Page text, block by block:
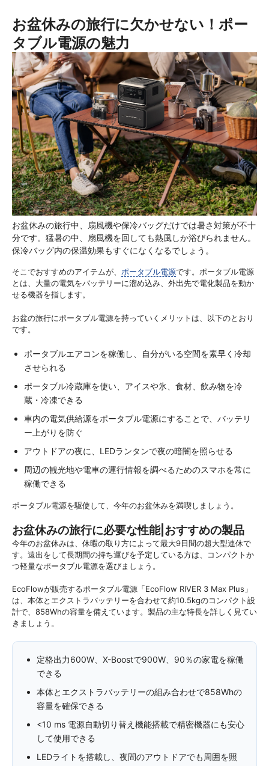
お盆休みの旅行に欠かせない！ポー
タブル電源の魅力
お盆休みの旅行中、扇風機や保冷バッグだけでは暑さ対策が不十
分です。猛暑の中、扇風機を回しても熱風しか浴びられません。
保冷バッグ内の保温効果もすぐになくなるでしょう。
そこでおすすめのアイテムが、 ポータブル電源です。ポータブル電源
とは、大量の電気をバッテリーに溜め込み、外出先で電化製品を動か
せる機器を指します。
お盆の旅行にポータブル電源を持っていくメリットは、以下のとおり
です。
ポータブルエアコンを稼働し、自分がいる空間を素早く冷却
させられる
ポータブル冷蔵庫を使い、アイスや氷、食材、飲み物を冷
蔵・冷凍できる
車内の電気供給源をポータブル電源にすることで、バッテリ
ー上がりを防ぐ
アウトドアの夜に、LEDランタンで夜の暗闇を照らせる
周辺の観光地や電車の運行情報を調べるためのスマホを常に
稼働できる
ポータブル電源を駆使して、今年のお盆休みを満喫しましょう。
お盆休みの旅行に必要な性能|おすすめの製品
今年のお盆休みは、休暇の取り方によって最大9日間の超大型連休で
す。遠出をして長期間の持ち運びを予定している方は、コンパクトか
つ軽量なポータブル電源を選びましょう。
EcoFlowが販売するポータブル電源「EcoFlow RIVER 3 Max Plus」
は、本体とエクストラバッテリーを合わせて約10.5kgのコンパクト設
計で、858Whの容量を備えています。製品の主な特長を詳しく見てい
きましょう。
定格出力600W、X-Boostで900W、90％の家電を稼働
できる
本体とエクストラバッテリーの組み合わせで858Whの
容量を確保できる
<10 ms 電源自動切り替え機能搭載で精密機器にも安心
して使用できる
LEDライトを搭載し、夜間のアウトドアでも周囲を照